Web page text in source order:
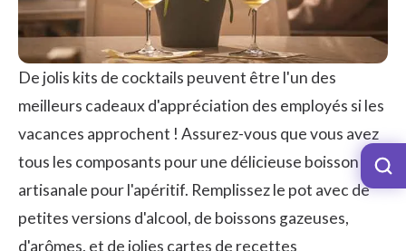
De jolis kits de cocktails peuvent être l'un des
meilleurs cadeaux d'appréciation des employés si les
vacances approchent ! Assurez-vous que vous avez
tous les composants pour une délicieuse boisson
artisanale pour l'apéritif. Remplissez le pot avec de
petites versions d'alcool, de boissons gazeuses,
d'arômes, et de jolies cartes de recettes